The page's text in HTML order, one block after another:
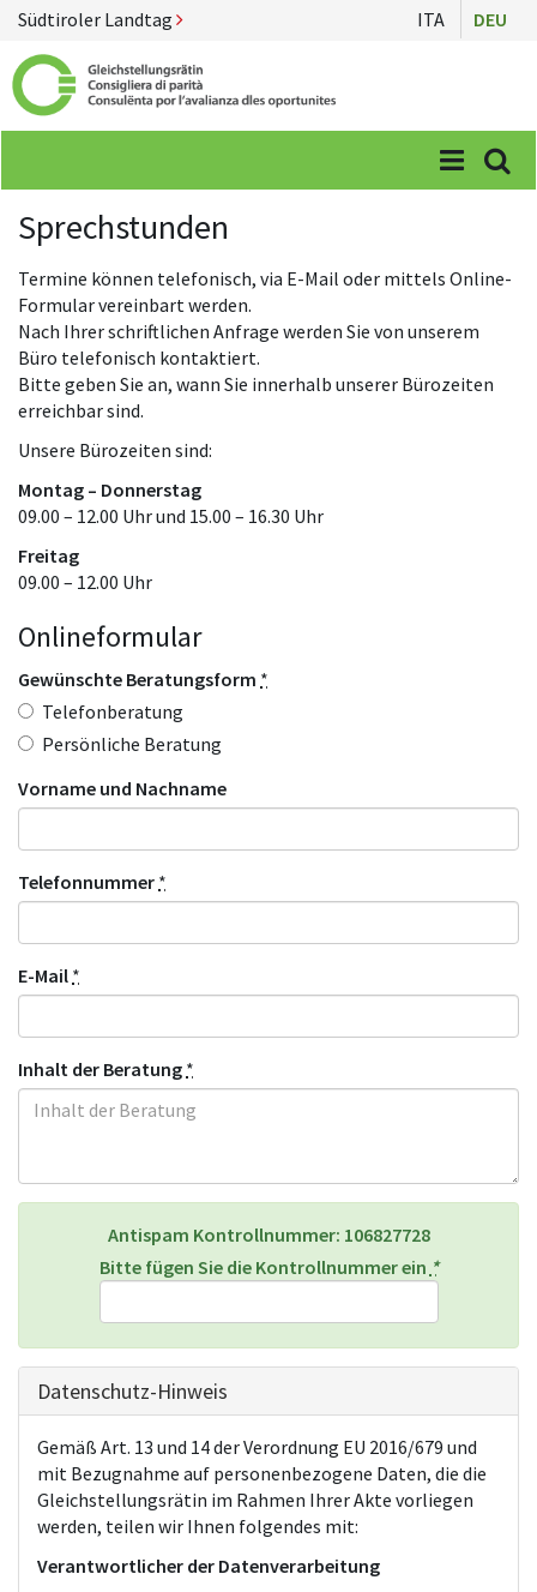
Südtiroler Landtag ITA DEU
Menü
Sprechstunden
Termine können telefonisch, via E-Mail oder mittels Online-
Formular vereinbart werden.
Nach Ihrer schriftlichen Anfrage werden Sie von unserem
Büro telefonisch kontaktiert.
Bitte geben Sie an, wann Sie innerhalb unserer Bürozeiten
erreichbar sind.
Unsere Bürozeiten sind:
Montag – Donnerstag
09.00 – 12.00 Uhr und 15.00 – 16.30 Uhr
Freitag
09.00 – 12.00 Uhr
Onlineformular
Gewünschte Beratungsform *
Telefonberatung
Persönliche Beratung
Vorname und Nachname
Telefonnummer *
E-Mail *
Inhalt der Beratung *
Antispam Kontrollnummer: 106827728
Bitte fügen Sie die Kontrollnummer ein *
Datenschutz-Hinweis
Gemäß Art. 13 und 14 der Verordnung EU 2016/679 und
mit Bezugnahme auf personenbezogene Daten, die die
Gleichstellungsrätin im Rahmen Ihrer Akte vorliegen
werden, teilen wir Ihnen folgendes mit:
Verantwortlicher der Datenverarbeitung